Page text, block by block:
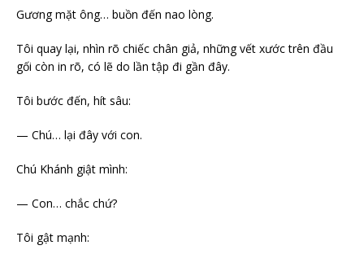
Gương mặt ông… buồn đến nao lòng.
Tôi quay lại, nhìn rõ chiếc chân giả, những vết xước trên đầu
gối còn in rõ, có lẽ do lần tập đi gần đây.
Tôi bước đến, hít sâu:
— Chú… lại đây với con.
Chú Khánh giật mình:
— Con… chắc chứ?
Tôi gật mạnh: